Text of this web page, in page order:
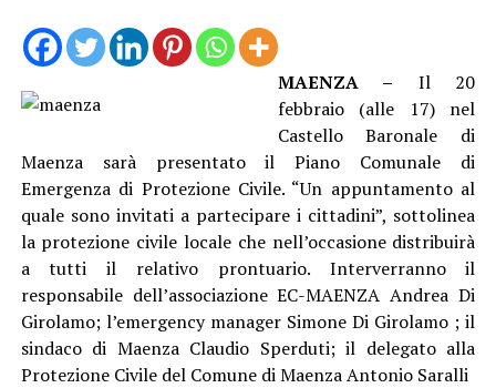
MAENZA – Il 20
febbraio (alle 17) nel
Castello Baronale di
Maenza sarà presentato il Piano Comunale di
Emergenza di Protezione Civile. “Un appuntamento al
quale sono invitati a partecipare i cittadini”, sottolinea
la protezione civile locale che nell’occasione distribuirà
a tutti il relativo prontuario. Interverranno il
responsabile dell’associazione EC-MAENZA Andrea Di
Girolamo; l’emergency manager Simone Di Girolamo ; il
sindaco di Maenza Claudio Sperduti; il delegato alla
Protezione Civile del Comune di Maenza Antonio Saralli